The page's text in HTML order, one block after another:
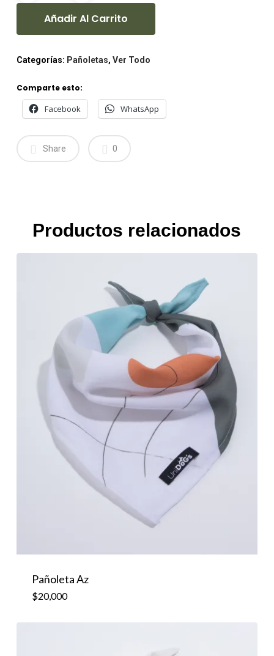
Añadir Al Carrito
Categorías: Pañoletas, Ver Todo
Comparte esto:
Facebook WhatsApp
Share 0
Productos relacionados
Pañoleta Az
$20,000